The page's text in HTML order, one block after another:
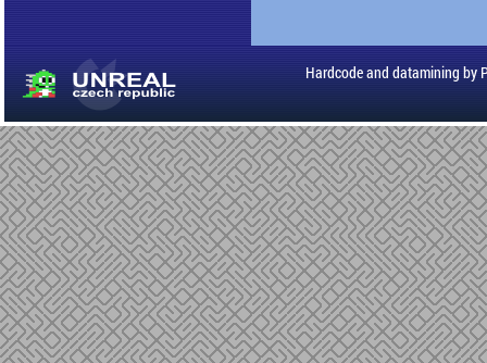
Hardcode and datamining by